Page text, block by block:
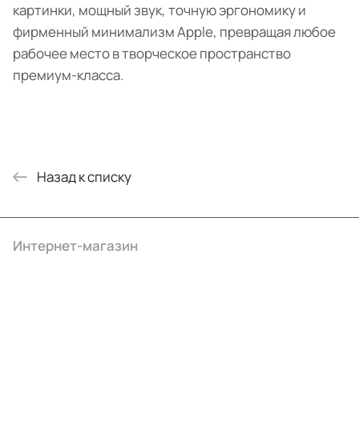
картинки, мощный звук, точную эргономику и
фирменный минимализм Apple, превращая любое
рабочее место в творческое пространство
премиум-класса.
Назад к списку
Интернет-магазин